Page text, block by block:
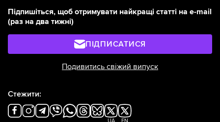
Підпишіться, щоб отримувати найкращі статті на e-mail
(раз на два тижні)
ПІДПИСАТИСЯ
Подивитись свіжий випуск
Стежити: